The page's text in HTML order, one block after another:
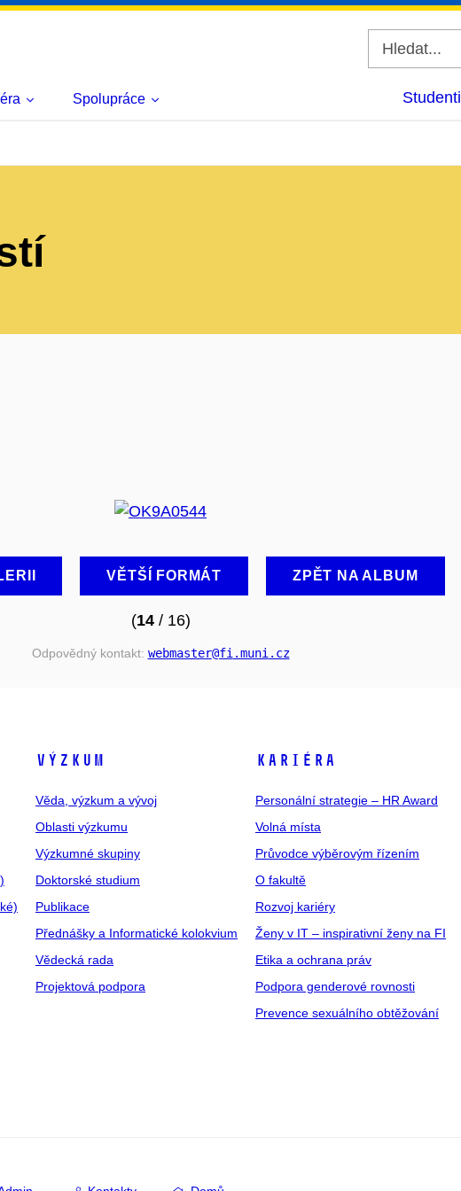
Spolupráce Studenti
VĚTŠÍ FORMÁT ZPĚT NA ALBUM
(14/ 16)
Odpovědný kontakt: webmaster@fi .muni .cz
VÝZKUM
Věda, výzkum a vývoj
Oblasti výzkumu
Výzkumné skupiny
Doktorské studium
Publikace
Přednášky a Informatické kolokvium
Vědecká rada
Projektová podpora
KARIÉRA
Personální strategie – HR Award
Volná místa
Průvodce výběrovým řízením
O fakultě
Rozvoj kariéry
Ženy v IT – inspirativní ženy na FI
Etika a ochrana práv
Podpora genderové rovnosti
Prevence sexuálního obtěžování